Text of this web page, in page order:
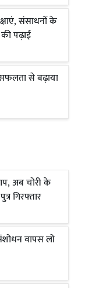
संसाधनों के
की पढ़ाई
से बढ़ाया
अब चोरी के
गिरफ्तार
वापस लो